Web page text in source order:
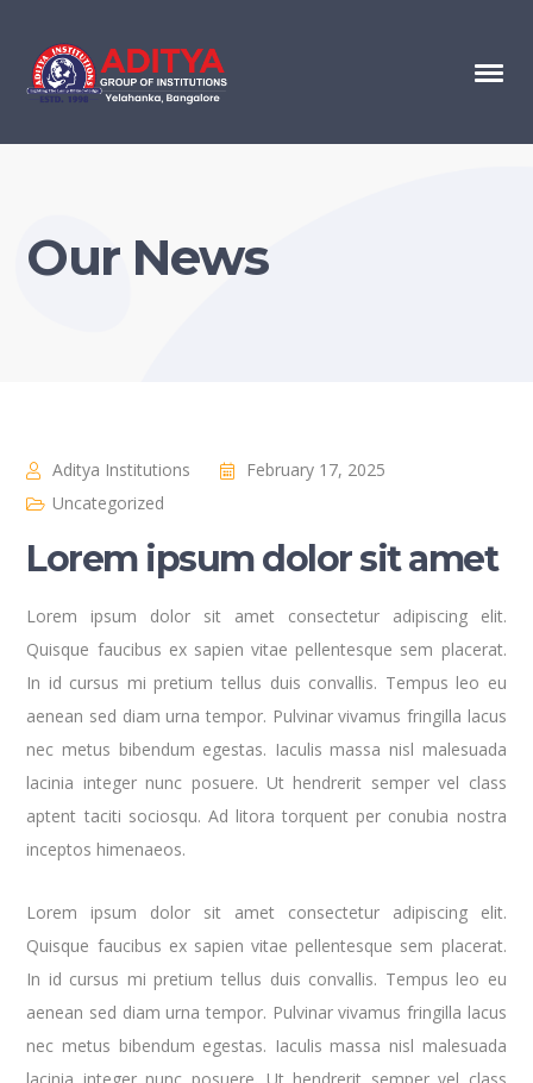
Our News
Aditya Institutions
February 17, 2025
Uncategorized
Lorem ipsum dolor sit amet
Lorem ipsum dolor sit amet consectetur adipiscing elit.
Quisque faucibus ex sapien vitae pellentesque sem placerat.
In id cursus mi pretium tellus duis convallis. Tempus leo eu
aenean sed diam urna tempor. Pulvinar vivamus fringilla lacus
nec metus bibendum egestas. Iaculis massa nisl malesuada
lacinia integer nunc posuere. Ut hendrerit semper vel class
aptent taciti sociosqu. Ad litora torquent per conubia nostra
inceptos himenaeos.
Lorem ipsum dolor sit amet consectetur adipiscing elit.
Quisque faucibus ex sapien vitae pellentesque sem placerat.
In id cursus mi pretium tellus duis convallis. Tempus leo eu
aenean sed diam urna tempor. Pulvinar vivamus fringilla lacus
nec metus bibendum egestas. Iaculis massa nisl malesuada